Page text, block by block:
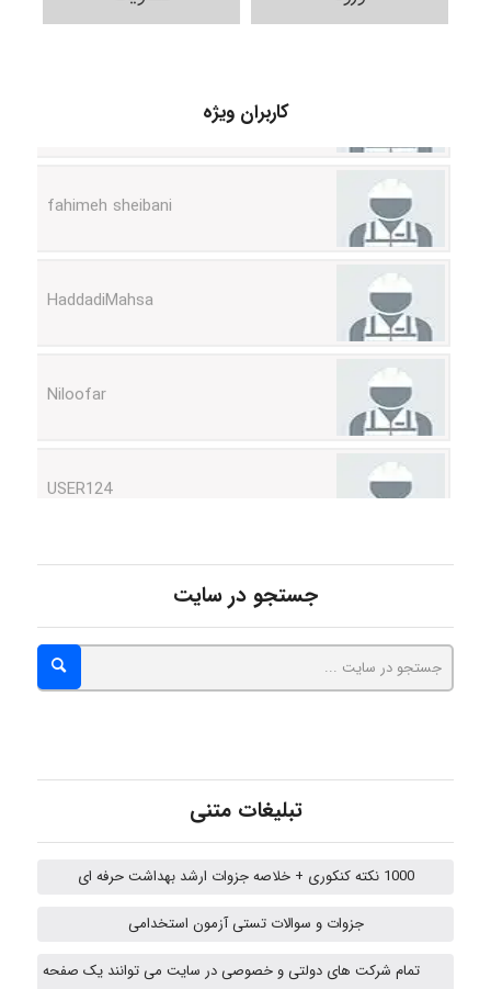
کاربران ویژه
abolfazlkoshehe
جستجو در سایت
تبلیغات متنی
1000 نکته کنکوری + خلاصه جزوات ارشد بهداشت حرفه ای
جزوات و سوالات تستی آزمون استخدامی
تمام شرکت های دولتی و خصوصی در سایت می توانند یک صفحه